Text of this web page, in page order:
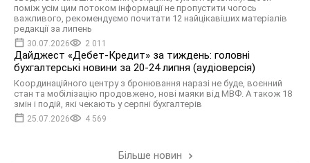
поміж усім цим потоком інформації не пропустити чогось
важливого, рекомендуємо почитати 12 найцікавіших матеріалів
редакції за липень
30.07.2026 2 011
Дайджест «Дебет-Кредит» за тиждень: головні
бухгалтерські новини за 20-24 липня (аудіоверсія)
Координаційного центру з бронювання наразі не буде, воєнний
стан та мобілізацію продовжено, нові маяки від МВФ. А також 18
змін і подій, які чекають у серпні бухгалтерів
25.07.2026 4 569
Більше новин